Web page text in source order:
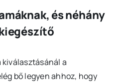
és néhány
kiválasztásánál a
bő legyen ahhoz, hogy